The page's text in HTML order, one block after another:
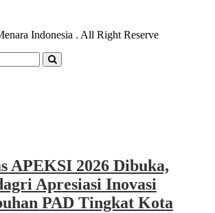
Indonesia . All Right Reserve
APEKSI 2026 Dibuka,
Apresiasi Inovasi
PAD Tingkat Kota